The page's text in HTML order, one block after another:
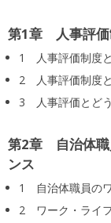
第1章 人事評価
1 人事評価制度
2 人事評価制度
3 人事評価とど
第2章 自治体職
ンス
1 自治体職員の
2 ワーク・ライ